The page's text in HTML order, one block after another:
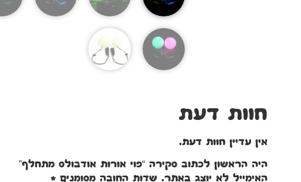
חוות דעת
אין עדיין חוות דעת.
היה הראשון לכתוב סקירה “פוי אורות אודבולס מתחלף”
האימייל לא יוצג באתר. שדות החובה מסומנים *